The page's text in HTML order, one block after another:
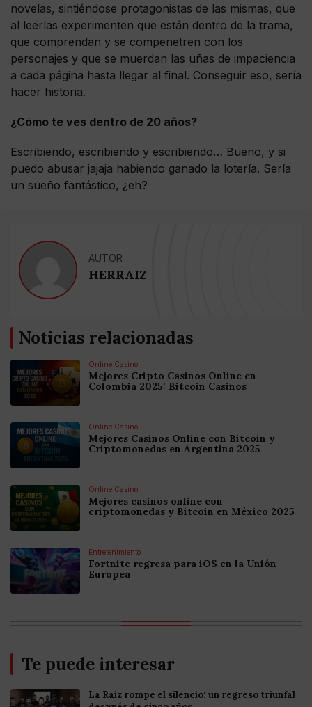
novelas, sintiéndose protagonistas de las mismas, que
al leerlas experimenten que están dentro de la trama,
que comprendan y se compenetren con los
personajes y que se muerdan las uñas de impaciencia
a cada página hasta llegar al final. Conseguir eso, sería
hacer historia.
¿Cómo te ves dentro de 20 años?
Escribiendo, escribiendo y escribiendo… Bueno, y si
puedo abusar jajaja habiendo ganado la lotería. Sería
un sueño fantástico, ¿eh?
AUTOR
HERRAIZ
Noticias relacionadas
Online Casino
Mejores Cripto Casinos Online en
Colombia 2025: Bitcoin Casinos
Online Casino
Mejores Casinos Online con Bitcoin y
Criptomonedas en Argentina 2025
Online Casino
Mejores casinos online con
criptomonedas y Bitcoin en México 2025
Entretenimiento
Fortnite regresa para iOS en la Unión
Europea
Te puede interesar
La Raíz rompe el silencio: un regreso triunfal